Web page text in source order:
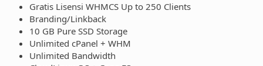
Gratis Lisensi WHMCS Up to 250 Clients
Branding/Linkback
10 GB Pure SSD Storage
Unlimited cPanel + WHM
Unlimited Bandwidth